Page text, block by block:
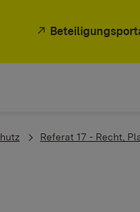
Referat 17 - Recht,